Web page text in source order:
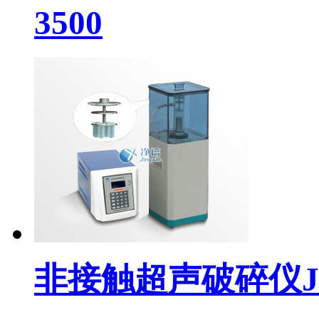
3500
非接触超声破碎仪